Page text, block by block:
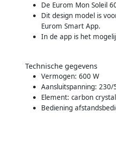
De Eurom Mon Soleil
Dit design model is
Eurom Smart App.
In de app is het
Technische gegevens
Vermogen: 600 W
Aansluitspanning: 230/
Element: carbon crystal
Bediening